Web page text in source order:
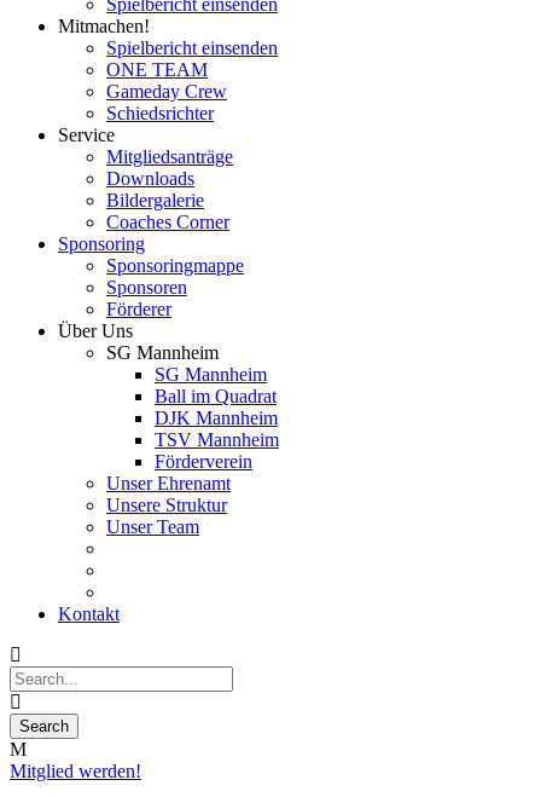
Spielbericht einsenden
Mitmachen!
Spielbericht einsenden
ONE TEAM
Gameday Crew
Schiedsrichter
Service
Mitgliedsanträge
Downloads
Bildergalerie
Coaches Corner
Sponsoring
Sponsoringmappe
Sponsoren
Förderer
Über Uns
SG Mannheim
SG Mannheim
Ball im Quadrat
DJK Mannheim
TSV Mannheim
Förderverein
Unser Ehrenamt
Unsere Struktur
Unser Team
Kontakt
Mitglied werden!